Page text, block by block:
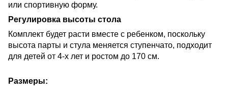
или спортивную форму.
Регулировка высоты стола
Комплект будет расти вместе с ребенком, поскольку
высота парты и стула меняется ступенчато, подходит
для детей от 4-х лет и ростом до 170 см.
Размеры: